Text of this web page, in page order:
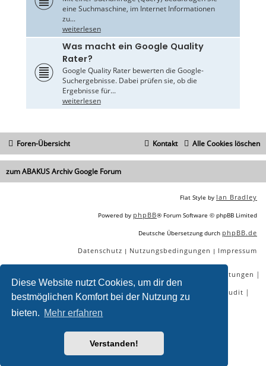
Diese Website nutzt Cookies, um dir den
bestmöglichen Komfort bei der Nutzung zu
bieten. Mehr erfahren
Verstanden!
eine Suchmaschine, im Internet Informationen
zu...
weiterlesen
Was macht ein Google Quality
Rater?
Google Quality Rater bewerten die Google-
Suchergebnisse. Dabei prüfen sie, ob die
Ergebnisse für...
weiterlesen
Foren-Übersicht Alle Cookies löschen
Kontakt
zum ABAKUS Archiv Google Forum
Flat Style by Ian Bradley
Powered by phpBB® Forum Software © phpBB Limited
Deutsche Übersetzung durch phpBB.de
Datenschutz | Nutzungsbedingungen | Impressum
SEO Dienstleistungen |
SEO Workshops |SEO Beratung| Backlinks kaufen SEO Audit |
SEO Tools gratis
Sie lesen gerade: Google Core Update September 2022 - ABAKUS